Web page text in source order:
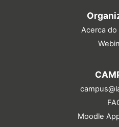
Acerca do
Moodle